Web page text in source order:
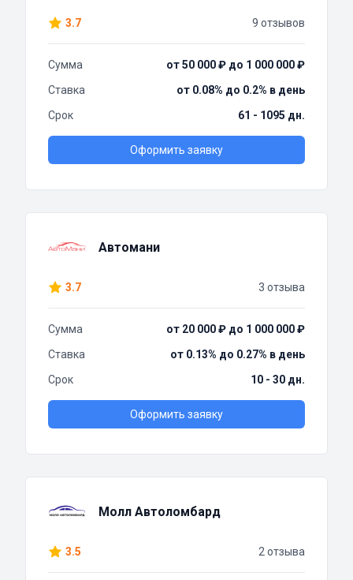
3.7 9 отзывов
Сумма
от 50 000 ₽ до 1 000 000 ₽
Ставка
от 0.08% до 0.2% в день
Срок
61 - 1095 дн.
Оформить заявку
Автомани
3.7 3 отзыва
Сумма
от 20 000 ₽ до 1 000 000 ₽
Ставка
от 0.13% до 0.27% в день
Срок
10 - 30 дн.
Оформить заявку
Молл Автоломбард
3.5 2 отзыва